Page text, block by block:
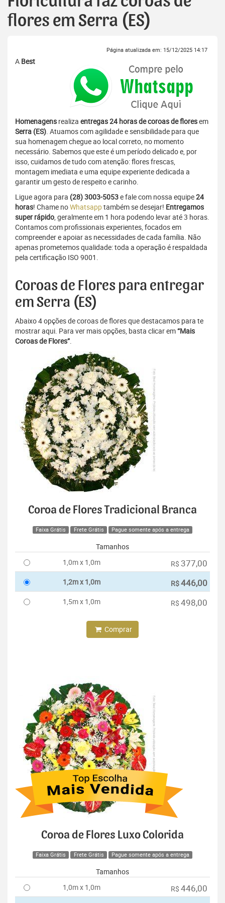
flores em Serra (ES)
Página atualizada em: 15/12/2025 14:17
A Best
Homenagens realiza entregas 24 horas de coroas de floresem
Serra (ES). Atuamos com agilidade e sensibilidade para que
sua homenagem chegue ao local correto, no momento
necessário. Sabemos que este é um período delicado e, por
isso, cuidamos de tudo com atenção: flores frescas,
montagem imediata e uma equipe experiente dedicada a
garantir um gesto de respeito e carinho.
Ligue agora para (28) 3003-5053e fale com nossa equipe24
horas! Chame noWhatsapptambém se desejar! Entregamos
super rápido, geralmente em 1 hora podendo levar até 3 horas.
Contamos com profissionais experientes, focados em
compreender e apoiar as necessidades de cada família. Não
apenas prometemos qualidade: toda a operação é respaldada
pela certificação ISO 9001.
Coroas de Flores para entregar
em Serra (ES)
Abaixo 4 opções de coroas de flores que destacamos para te
mostrar aqui. Para ver mais opções, basta clicar em“Mais
Coroas de Flores”.
Coroa de Flores Tradicional Branca
Faixa Grátis Frete Grátis Pague somente após a entrega
Tamanhos
1,0m x 1,0m
R$ 377,00
1,2m x 1,0m R$446,00
1,5m x 1,0m R$ 498,00
Comprar
Coroa de Flores Luxo Colorida
Faixa Grátis Frete Grátis Pague somente após a entrega
Tamanhos
1,0m x 1,0m
R$ 446,00